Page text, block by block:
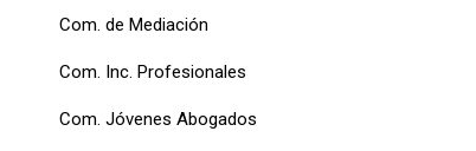
Com. de Mediación
Com. Inc. Profesionales
Com. Jóvenes Abogados